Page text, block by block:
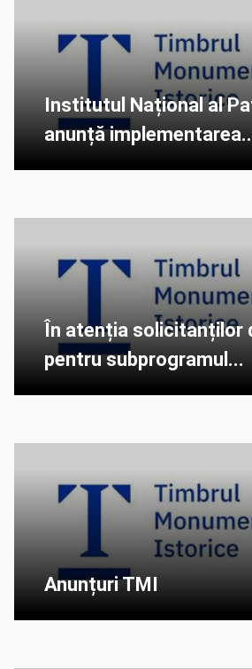
Institutul Național al
anunță
În atenția solicitanților
pentru subprogramul...
Anunțuri TMI